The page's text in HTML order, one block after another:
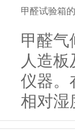
甲醛试验箱
甲醛气
人造
仪器。
相对湿